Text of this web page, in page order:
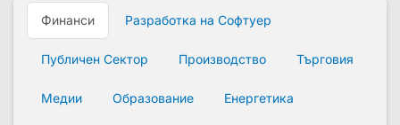
Финанси Разработка на Софтуер
Публичен Сектор Производство Търговия
Медии Образование Енергетика